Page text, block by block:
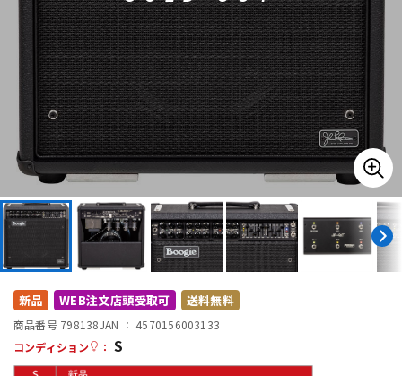
管楽器 その他楽器
アンプ エフェクター
DTM オンライン納品 レコーディング機器
配信/ライブ機器
新品 WEB注文店頭受取可 送料無料
商品番号 798138JAN ： 4570156003133
コンディション
： S